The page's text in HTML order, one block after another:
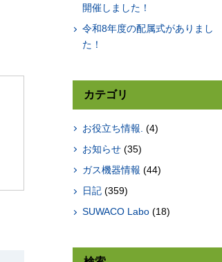
開催しました！
令和8年度の配属式がありまし
た！
カテゴリ
お役立ち情報. (4)
お知らせ (35)
ガス機器情報 (44)
日記 (359)
SUWACO Labo (18)